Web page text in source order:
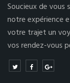
Soucieux de
notre expérience
votre trajet un
vos rendez-vous